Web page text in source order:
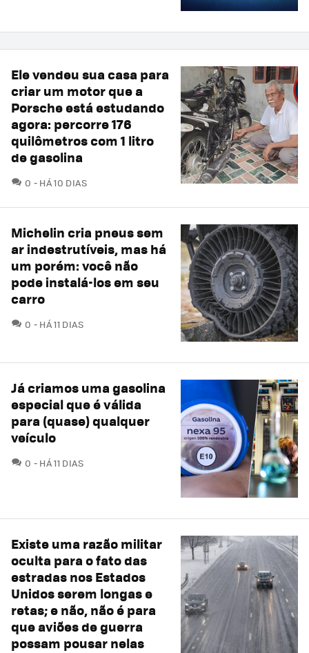
Ele vendeu sua casa para
criar um motor que a
Porsche está estudando
agora: percorre 176
quilômetros com 1 litro
de gasolina
0 COMENTÁRIOS
HÁ 10 DIAS
Michelin cria pneus sem
ar indestrutíveis, mas há
um porém: você não
pode instalá-los em seu
carro
0 COMENTÁRIOS
HÁ 11 DIAS
Já criamos uma gasolina
especial que é válida
para (quase) qualquer
veículo
0 COMENTÁRIOS
HÁ 11 DIAS
Existe uma razão militar
oculta para o fato das
estradas nos Estados
Unidos serem longas e
retas; e não, não é para
que aviões de guerra
possam pousar nelas